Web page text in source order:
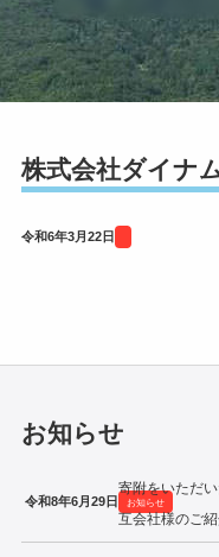
新しい夢・希望を推進
事業検索フォーム
令和6年度寄附企業一覧
令和5年度寄附企業一覧
令和4年度寄附企業一覧
株式会社ダイナ
令和6年3月22日
お知らせ
令和8年6月29日 お知らせ
寄附をいただ
互会社様のご紹